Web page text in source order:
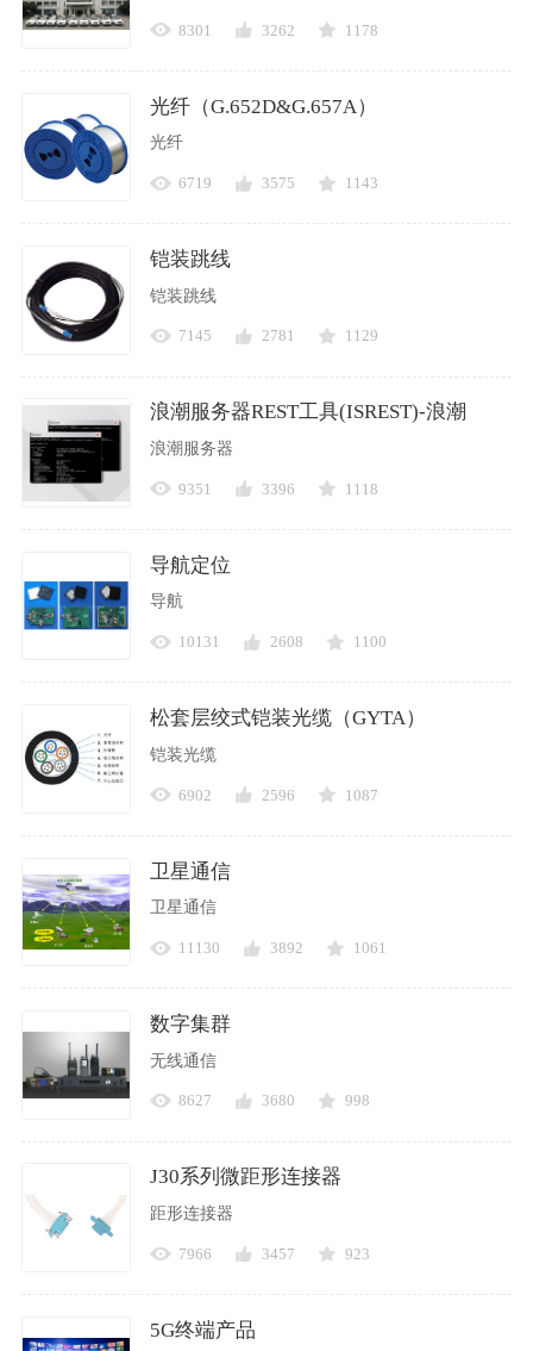
8301 3262 1178
光纤（G.652D&G.657A）
光纤
6719 3575 1143
铠装跳线
铠装跳线
7145 2781 1129
浪潮服务器REST工具(ISREST)-浪潮
浪潮服务器
9351 3396 1118
导航定位
导航
10131 2608 1100
松套层绞式铠装光缆（GYTA）
铠装光缆
6902 2596 1087
卫星通信
卫星通信
11130 3892 1061
数字集群
无线通信
8627 3680 998
J30系列微距形连接器
距形连接器
7966 3457 923
5G终端产品